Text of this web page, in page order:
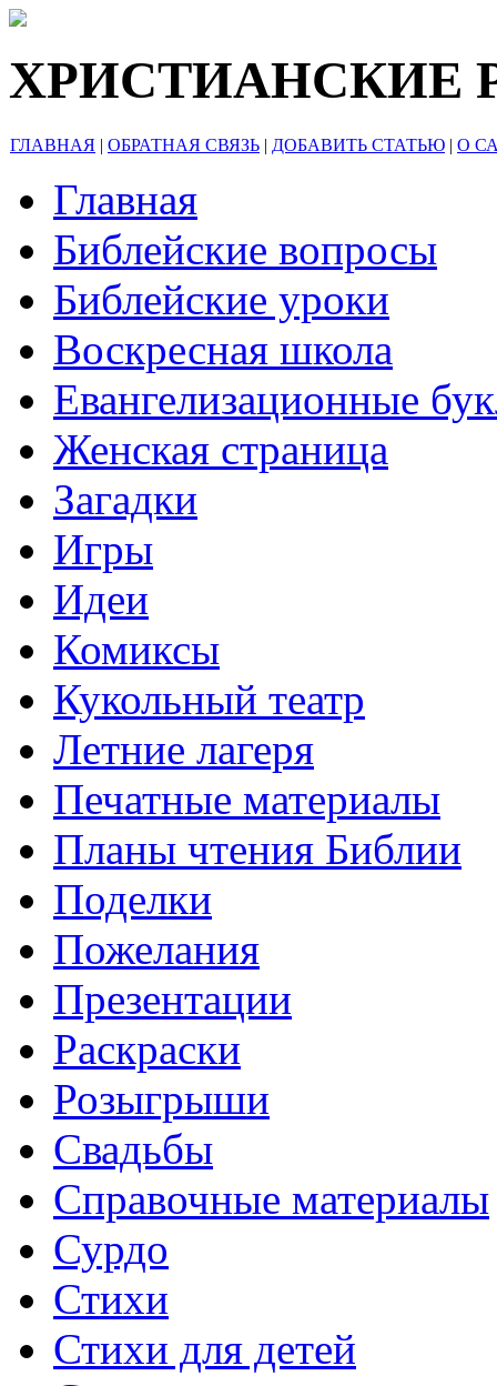
ХРИСТИАНСКИЕ
ГЛАВНАЯ | ОБРАТНАЯ СВЯЗЬ | ДОБАВИТЬ СТАТЬЮ | О
Главная
Библейские вопросы
Библейские уроки
Воскресная школа
Евангелизационные
Женская страница
Загадки
Игры
Идеи
Комиксы
Кукольный театр
Летние лагеря
Печатные материалы
Планы чтения Библии
Поделки
Пожелания
Презентации
Раскраски
Розыгрыши
Свадьбы
Справочные материалы
Сурдо
Стихи
Стихи для детей